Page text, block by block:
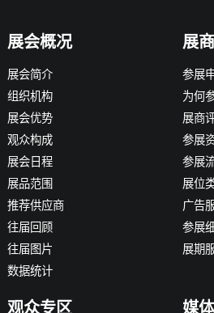
展会概况
展会简介
组织机构
展会优势
观众构成
展会日程
展品范围
推荐供应商
往届回顾
往届图片
数据统计
展
参展
为何
展商
参展
参展
展位
广告
参展
展期
观众专区 媒